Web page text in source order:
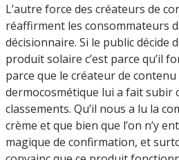
L’autre force des créateurs de
réaffirment les consommateurs
décisionnaire. Si le public décide
produit solaire c’est parce qu’il
parce que le créateur de contenu
dermocosmétique lui a fait subir
classements. Qu’il nous a lu la
crème et que bien que l’on n’y
magique de confirmation, et